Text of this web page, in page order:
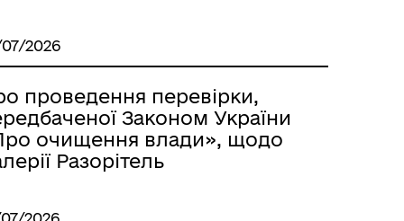
Розклад автобусів Роздільна-
Лиманське
2026
проведення перевірки,
Законом України
очищення влади», щодо
Разорітель